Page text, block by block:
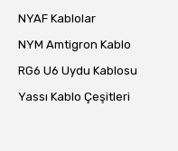
NYAF Kablolar
NYM Amtigron Kablo
RG6 U6 Uydu Kablosu
Yassı Kablo Çeşitleri